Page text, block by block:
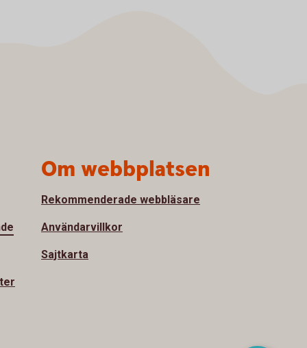
Om webbplatsen
Rekommenderade webbläsare
Användarvillkor
Sajtkarta